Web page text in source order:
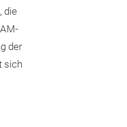
die
der
sich